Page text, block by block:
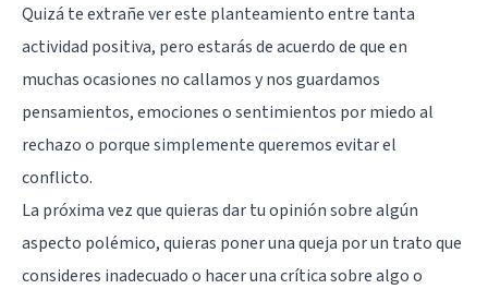
Quizá te extrañe ver este planteamiento entre tanta
actividad positiva, pero estarás de acuerdo de que en
muchas ocasiones no callamos y nos guardamos
pensamientos, emociones o sentimientos por miedo al
rechazo o porque simplemente queremos evitar el
conflicto.
La próxima vez que quieras dar tu opinión sobre algún
aspecto polémico, quieras poner una queja por un trato que
consideres inadecuado o hacer una crítica sobre algo o